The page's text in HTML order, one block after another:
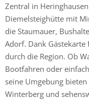
Zentral in
Diemelsteighütte mit
die Staumauer,
Adorf. Dank
durch die Region. Ob
Bootfahren oder
seine Umgebung
Winterberg und